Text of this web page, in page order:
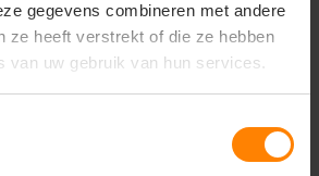
gegevens combineren met andere
ze heeft verstrekt of die ze hebben
van uw gebruik van hun services.
ook leuk